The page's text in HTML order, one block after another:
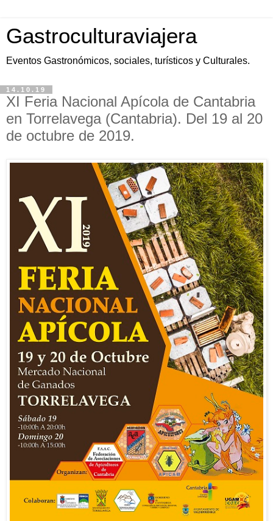
Gastroculturaviajera
Eventos Gastronómicos, sociales, turísticos y Culturales.
14.10.19
XI Feria Nacional Apícola de Cantabria
en Torrelavega (Cantabria). Del 19 al 20
de octubre de 2019.